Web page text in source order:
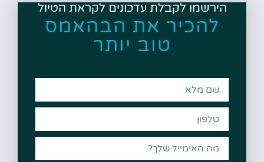
הירשמו לקבלת עדכונים לקראת הטיול
להכיר את הבהאמס
טוב יותר